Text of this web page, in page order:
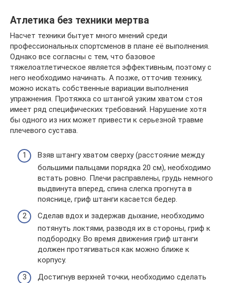
Атлетика без техники мертва
Насчет техники бытует много мнений среди
профессиональных спортсменов в плане её выполнения.
Однако все согласны с тем, что базовое
тяжелоатлетическое является эффективным, поэтому с
него необходимо начинать. А позже, отточив технику,
можно искать собственные вариации выполнения
упражнения. Протяжка со штангой узким хватом стоя
имеет ряд специфических требований. Нарушение хотя
бы одного из них может привести к серьезной травме
плечевого сустава.
Взяв штангу хватом сверху (расстояние между
большими пальцами порядка 20 см), необходимо
встать ровно. Плечи расправлены, грудь немного
выдвинута вперед, спина слегка прогнута в
пояснице, гриф штанги касается бедер.
Сделав вдох и задержав дыхание, необходимо
потянуть локтями, разводя их в стороны, гриф к
подбородку. Во время движения гриф штанги
должен протягиваться как можно ближе к
корпусу.
Достигнув верхней точки, необходимо сделать